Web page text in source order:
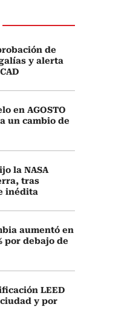
de
y alerta
en AGOSTO
un cambio de
la NASA
tras
inédita
aumentó en
por debajo de
LEED
y por